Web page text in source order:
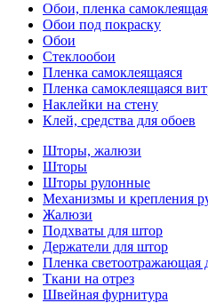
Обои, пленка
Обои под покраску
Обои
Стеклообои
Пленка самоклеящаяся
Пленка самоклеящаяся
Наклейки на стену
Клей, средства для обоев
Шторы, жалюзи
Шторы
Шторы рулонные
Механизмы и крепления
Жалюзи
Подхваты для штор
Держатели для штор
Пленка светоотражающая
Ткани на отрез
Швейная фурнитура